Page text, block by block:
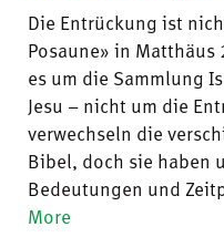
Die Entrückung ist
Posaune» in Matthäus
es um die Sammlung
Jesu – nicht um die
verwechseln die
Bibel, doch sie haben
Bedeutungen und
More